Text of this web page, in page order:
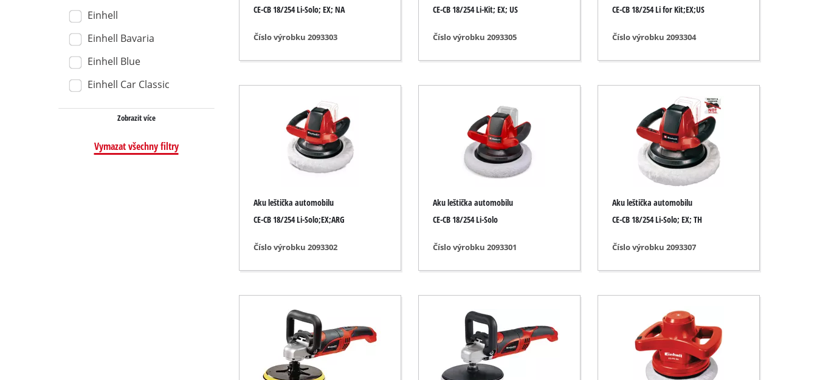
Excentrické brusky
Brusky na stěny / podlahy
Delta brusky
Nástroje pro broušení a gravírování
Elektrické kompresory
Pneumatické nářadí
Auto. kompresory
Multifunkční přístroje
Hoblovky / frézy
Benzínový vertikutátor
Ruční vertikutátory
Akumulátorové řetězové pily
Prořezávací pily
Vysokotlaký čistič
Einhell
Einhell Bavaria
Einhell Blue
Einhell Car Classic
Zobrazit více
Vymazat všechny filtry
CE-CB 18/254 Li-Solo; EX; NA
Číslo výrobku 2093303
CE-CB 18/254 Li-Kit; EX; US
Číslo výrobku 2093305
CE-CB 18/254 Li for Kit;EX;US
Číslo výrobku 2093304
Aku leštička automobilu
CE-CB 18/254 Li-Solo;EX;ARG
Číslo výrobku 2093302
Aku leštička automobilu
CE-CB 18/254 Li-Solo
Číslo výrobku 2093301
Aku leštička automobilu
CE-CB 18/254 Li-Solo; EX; TH
Číslo výrobku 2093307